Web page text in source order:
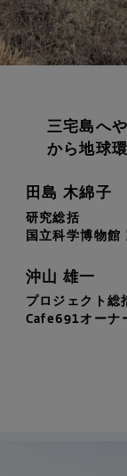
三宅島へ
から地球
田島 木綿子
研究総括
国立科学博物館
沖山 雄一
プロジェクト総
Cafe691オーナ